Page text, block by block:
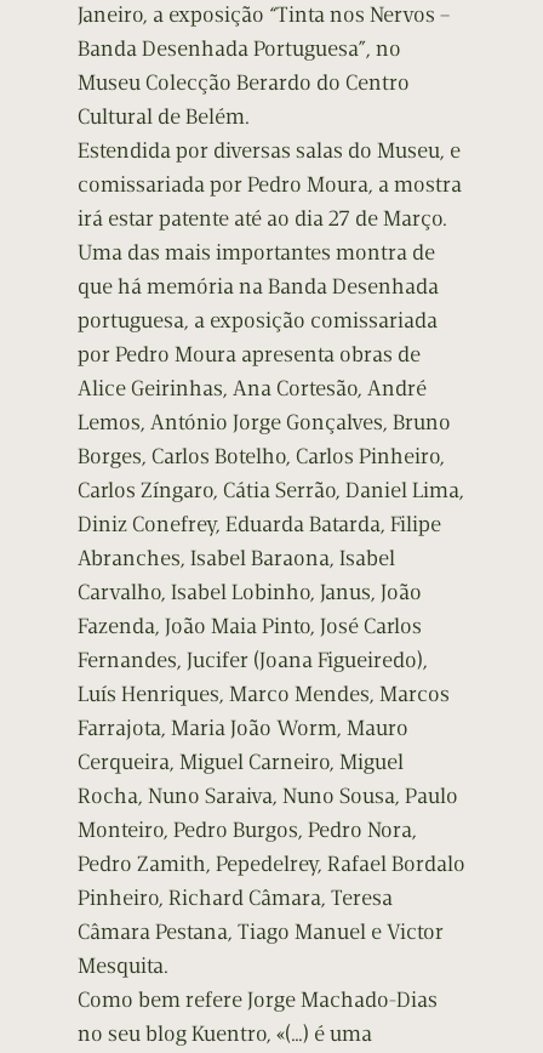
Janeiro, a exposição “Tinta nos Nervos –
Banda Desenhada Portuguesa”, no
Museu Colecção Berardo do Centro
Cultural de Belém.
Estendida por diversas salas do Museu, e
comissariada por Pedro Moura, a mostra
irá estar patente até ao dia 27 de Março.
Uma das mais importantes montra de
que há memória na Banda Desenhada
portuguesa, a exposição comissariada
por Pedro Moura apresenta obras de
Alice Geirinhas, Ana Cortesão, André
Lemos, António Jorge Gonçalves, Bruno
Borges, Carlos Botelho, Carlos Pinheiro,
Carlos Zíngaro, Cátia Serrão, Daniel Lima,
Diniz Conefrey, Eduarda Batarda, Filipe
Abranches, Isabel Baraona, Isabel
Carvalho, Isabel Lobinho, Janus, João
Fazenda, João Maia Pinto, José Carlos
Fernandes, Jucifer (Joana Figueiredo),
Luís Henriques, Marco Mendes, Marcos
Farrajota, Maria João Worm, Mauro
Cerqueira, Miguel Carneiro, Miguel
Rocha, Nuno Saraiva, Nuno Sousa, Paulo
Monteiro, Pedro Burgos, Pedro Nora,
Pedro Zamith, Pepedelrey, Rafael Bordalo
Pinheiro, Richard Câmara, Teresa
Câmara Pestana, Tiago Manuel e Victor
Mesquita.
Como bem refere Jorge Machado-Dias
no seu blog Kuentro, «(…) é uma